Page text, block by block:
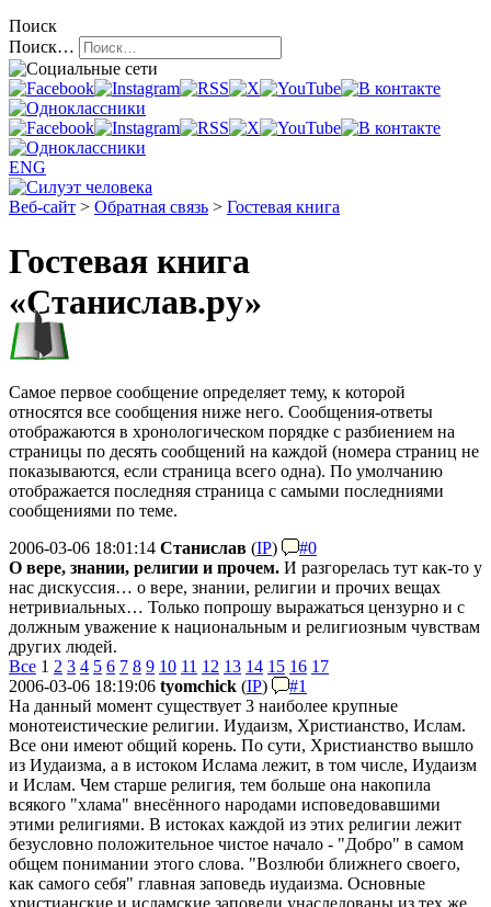
Поиск
Поиск…
ENG
Веб-сайт > Обратная связь > Гостевая книга
Гостевая книга
«Станислав.ру»
Самое первое сообщение определяет тему, к которой
относятся все сообщения ниже него. Сообщения-ответы
отображаются в хронологическом порядке с разбиением на
страницы по десять сообщений на каждой (номера страниц не
показываются, если страница всего одна). По умолчанию
отображается последняя страница с самыми последниями
сообщениями по теме.
2006-03-06 18:01:14 Станислав (IP)
#0
О вере, знании, религии и прочем. И разгорелась тут как-то у
нас дискуссия… о вере, знании, религии и прочих вещах
нетривиальных… Только попрошу выражаться цензурно и с
должным уважение к национальным и религиозным чувствам
других людей.
Все 1 2 3 4 5 6 7 8 9 10 11 12 13 14 15 16 17
2006-03-06 18:19:06 tyomchick (IP)
#1
На данный момент существует 3 наиболее крупные
монотеистические религии. Иудаизм, Христианство, Ислам.
Все они имеют общий корень. По сути, Христианство вышло
из Иудаизма, а в истоком Ислама лежит, в том числе, Иудаизм
и Ислам. Чем старше религия, тем больше она накопила
всякого "хлама" внесённого народами исповедовавшими
этими религиями. В истоках каждой из этих религии лежит
безусловно положительное чистое начало - "Добро" в самом
общем понимании этого слова. "Возлюби ближнего своего,
как самого себя" главная заповедь иудаизма. Основные